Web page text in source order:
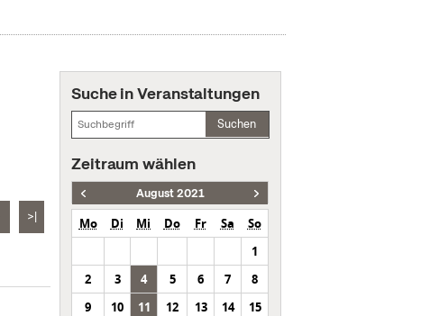
>|
Suche in Veranstaltungen
Suchen
Zeitraum wählen
August 2021
Mo Di Mi Do Fr Sa
So
1
2
3 4 5 6 7
8
9
10 11 12 13 14
15